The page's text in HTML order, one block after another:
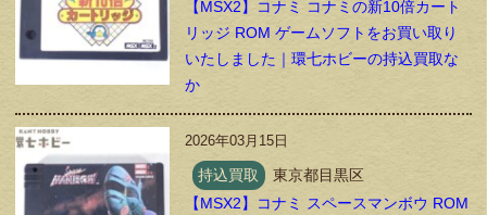
【MSX2】コナミ コナミの新10倍カート
リッジ ROM ゲームソフトをお買い取り
いたしました｜環七ホビーの持込買取な
か
2026年03月15日
持込買取
東京都目黒区
【MSX2】コナミ スペースマンボウ ROM